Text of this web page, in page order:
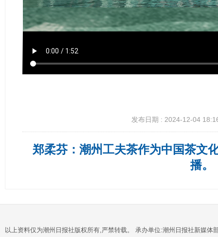
发布日期 : 2024-12-04
郑柔芬：潮州工夫茶作为中国茶文
播。
以上资料仅为潮州日报社版权所有,严禁转载。 承办单位:潮州日报社新媒体